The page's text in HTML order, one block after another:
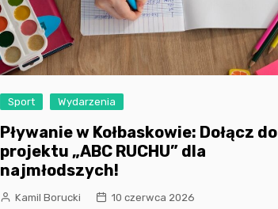
Sport Wydarzenia
Pływanie w Kołbaskowie: Dołącz do
projektu „ABC RUCHU” dla
najmłodszych!
Kamil Borucki 10 czerwca 2026